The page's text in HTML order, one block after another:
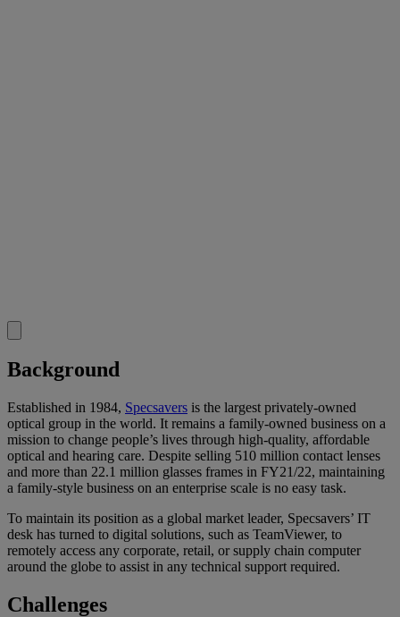
Background
Established in 1984, Specsavers is the largest privately-owned
optical group in the world. It remains a family-owned business on a
mission to change people’s lives through high-quality, affordable
optical and hearing care. Despite selling 510 million contact lenses
and more than 22.1 million glasses frames in FY21/22, maintaining
a family-style business on an enterprise scale is no easy task.
To maintain its position as a global market leader, Specsavers’ IT
desk has turned to digital solutions, such as TeamViewer, to
remotely access any corporate, retail, or supply chain computer
around the globe to assist in any technical support required.
Challenges